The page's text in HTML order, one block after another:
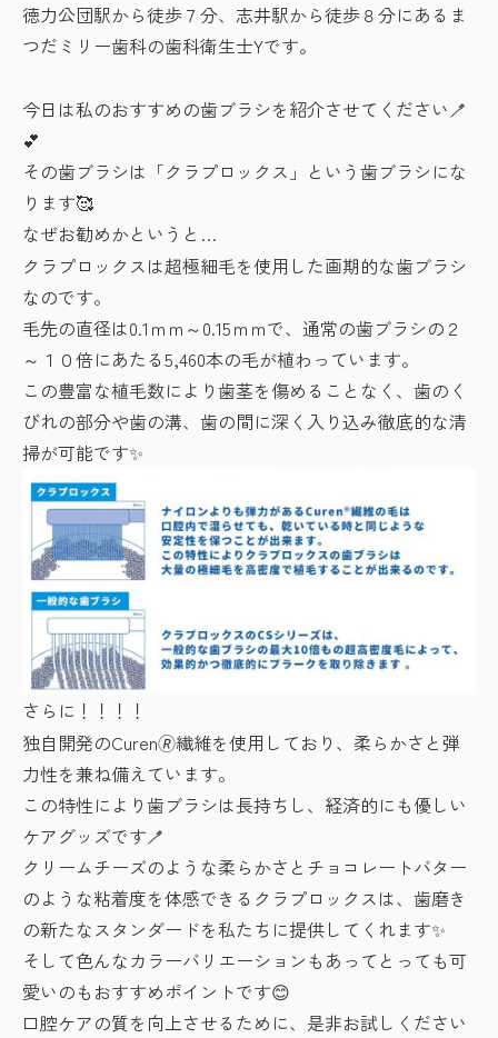
徳力公団駅から徒歩７分、志井駅から徒歩８分にあるま
つだミリー歯科の歯科衛生士Yです。
今日は私のおすすめの歯ブラシを紹介させてください🪥
💕
その歯ブラシは「クラプロックス」という歯ブラシにな
ります🥰
なぜお勧めかというと…
クラプロックスは超極細毛を使用した画期的な歯ブラシ
なのです。
毛先の直径は0.1ｍｍ～0.15ｍｍで、通常の歯ブラシの２
～１０倍にあたる5,460本の毛が植わっています。
この豊富な植毛数により歯茎を傷めることなく、歯のく
びれの部分や歯の溝、歯の間に深く入り込み徹底的な清
掃が可能です✨
さらに！！！！
独自開発のCuren🄬繊維を使用しており、柔らかさと弾
力性を兼ね備えています。
この特性により歯ブラシは長持ちし、経済的にも優しい
ケアグッズです🪥
クリームチーズのような柔らかさとチョコレートバター
のような粘着度を体感できるクラプロックスは、歯磨き
の新たなスタンダードを私たちに提供してくれます✨
そして色んなカラーバリエーションもあってとっても可
愛いのもおすすめポイントです😊
口腔ケアの質を向上させるために、是非お試しください